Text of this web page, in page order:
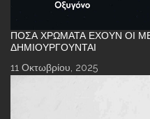
ΠΌΣΑ ΧΡΏΜΑΤΑ ΈΧΟΥΝ ΟΙ
ΔΗΜΙΟΥΡΓΟΎΝΤΑΙ
11 Οκτωβρίου, 2025